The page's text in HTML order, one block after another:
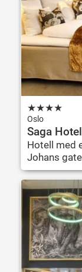
★★★★
Oslo
Saga
Hotell med
Johans